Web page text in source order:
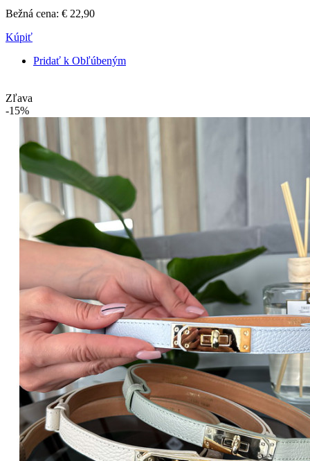
Bežná cena: € 22,90
Kúpiť
Pridať k Obľúbeným
Zľava
-15%